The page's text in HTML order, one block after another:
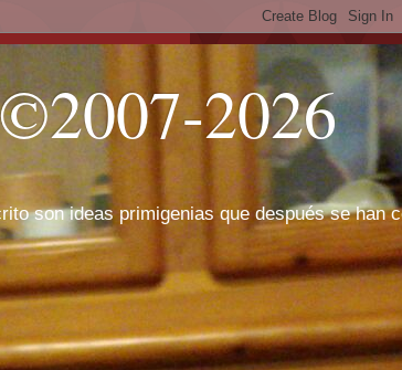
2026
son ideas primigenias que después se han